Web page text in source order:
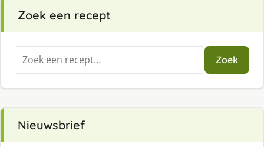
Zoek een recept
Zoeken
naar:
Zoek
Nieuwsbrief